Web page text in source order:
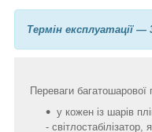
Термін експлуатації —
Переваги багатошарової
у кожен із шарів
- світлостабілізатор,